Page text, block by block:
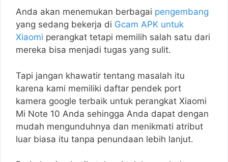
Anda akan menemukan berbagai pengembang
yang sedang bekerja di Gcam APK untuk
Xiaomi perangkat tetapi memilih salah satu dari
mereka bisa menjadi tugas yang sulit.
Tapi jangan khawatir tentang masalah itu
karena kami memiliki daftar pendek port
kamera google terbaik untuk perangkat Xiaomi
Mi Note 10 Anda sehingga Anda dapat dengan
mudah mengunduhnya dan menikmati atribut
luar biasa itu tanpa penundaan lebih lanjut.